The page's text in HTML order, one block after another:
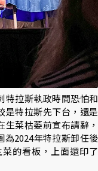
特拉斯執政時間恐怕和
是特拉斯先下台，還是
菜枯萎前宣布請辭，
為2024年特拉斯卸任後
的看板，上面還印了